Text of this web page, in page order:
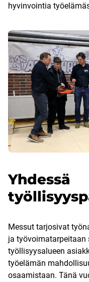
hyvinvointia
Yhdessä
Messut tarjosivat
ja työvoimatarpeitaan
työllisyysalueen
työelämän
osaamistaan. Tänä